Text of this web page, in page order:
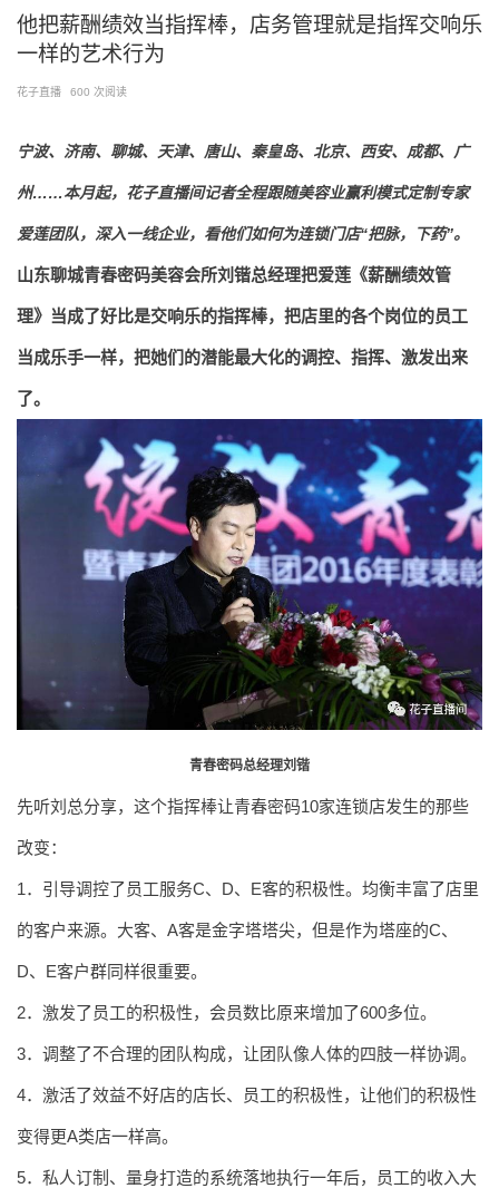
他把薪酬绩效当指挥棒，店务管理就是指挥交响乐
一样的艺术行为
花子直播 600 次阅读
宁波、济南、聊城、天津、唐山、秦皇岛、北京、西安、成都、广
州……本月起，花子直播间记者全程跟随美容业赢利模式定制专家
爱莲团队，深入一线企业，看他们如何为连锁门店“把脉，下药”。
山东聊城青春密码美容会所刘锴总经理把爱莲《薪酬绩效管
理》当成了好比是交响乐的指挥棒，把店里的各个岗位的员工
当成乐手一样，把她们的潜能最大化的调控、指挥、激发出来
了。
青春密码总经理刘锴
先听刘总分享，这个指挥棒让青春密码10家连锁店发生的那些
改变：
1．引导调控了员工服务C、D、E客的积极性。均衡丰富了店里
的客户来源。大客、A客是金字塔塔尖，但是作为塔座的C、
D、E客户群同样很重要。
2．激发了员工的积极性，会员数比原来增加了600多位。
3．调整了不合理的团队构成，让团队像人体的四肢一样协调。
4．激活了效益不好店的店长、员工的积极性，让他们的积极性
变得更A类店一样高。
5．私人订制、量身打造的系统落地执行一年后，员工的收入大